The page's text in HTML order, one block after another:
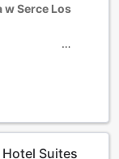
w Serce Los
w
podróżników
komfortu oraz
się
które
Suites